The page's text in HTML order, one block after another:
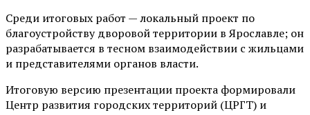
Среди итоговых работ — локальный проект по
благоустройству дворовой территории в Ярославле; он
разрабатывается в тесном взаимодействии с жильцами
и представителями органов власти.
Итоговую версию презентации проекта формировали
Центр развития городских территорий (ЦРГТ) и